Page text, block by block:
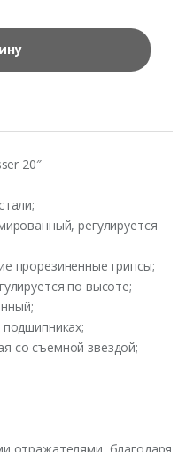
20″
регулируется
прорезиненные грипсы;
по высоте;
со съемной звездой;